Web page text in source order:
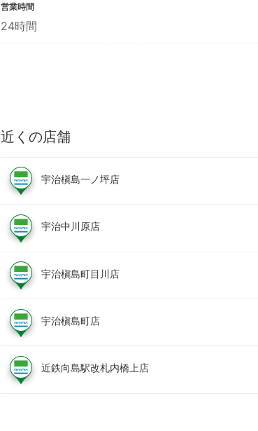
営業時間
24時間
近くの店舗
宇治槇島一ノ坪店
宇治中川原店
宇治槇島町目川店
宇治槇島町店
近鉄向島駅改札内橋上店